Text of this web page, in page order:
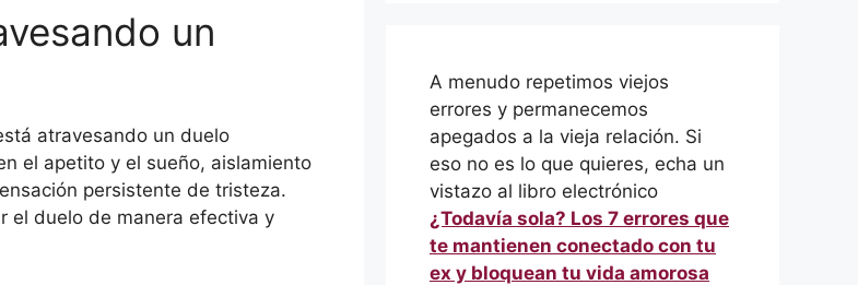
un
atravesando un duelo
el apetito y el sueño, aislamiento
persistente de tristeza.
el duelo de manera efectiva y
A menudo repetimos viejos
errores y permanecemos
apegados a la vieja relación. Si
eso no es lo que quieres, echa un
vistazo al libro electrónico
¿Todavía sola? Los 7 errores que
te mantienen conectado con tu
ex y bloquean tu vida amorosa